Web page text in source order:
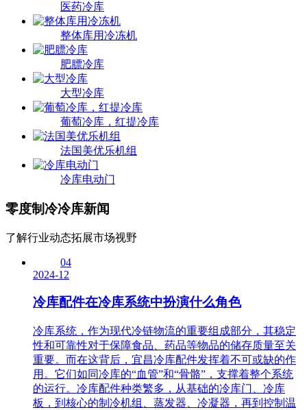
医药冷库
整体库用冷冻机
肥膘冷库
大型冷库
葡萄冷库，红提冷库
法国美优乐机组
冷库电动门
零度制冷冷库新闻
了解行业动态拓展市场视野
04
2024-12
冷库配件在冷库系统中扮演什么角色
冷库系统，作为现代冷链物流的重要组成部分，其稳定
性和可靠性对于保障食品、药品等物品的储存质量至关
重要。而在这背后，宜昌冷库配件发挥着不可或缺的作
用。它们如同冷库的“血管”和“骨骼”，支撑着整个系统
的运行。冷库配件种类繁多，从基础的冷库门、冷库
板，到核心的制冷机组、蒸发器、冷凝器，再到控制温